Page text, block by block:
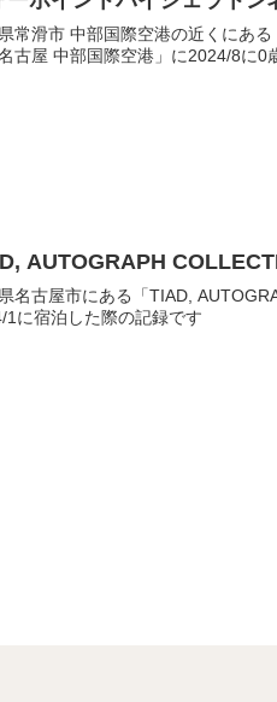
常滑市 中部国際空港の近くにあ
古屋 中部国際空港」に2024/8に0
AUTOGRAPH
名古屋市にある「TIAD,
1に宿泊した際の記録です